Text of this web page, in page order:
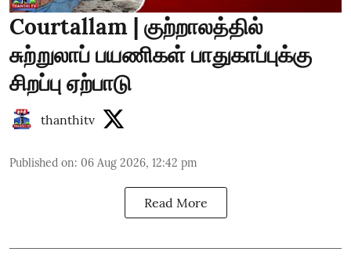
Courtallam | குற்றாலத்தில்
சுற்றுலாப் பயணிகள் பாதுகாப்புக்கு
சிறப்பு ஏற்பாடு
thanthitv
Published on: 06 Aug 2026, 12:42 pm
Read More